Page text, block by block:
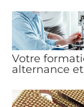
Votre
alternance